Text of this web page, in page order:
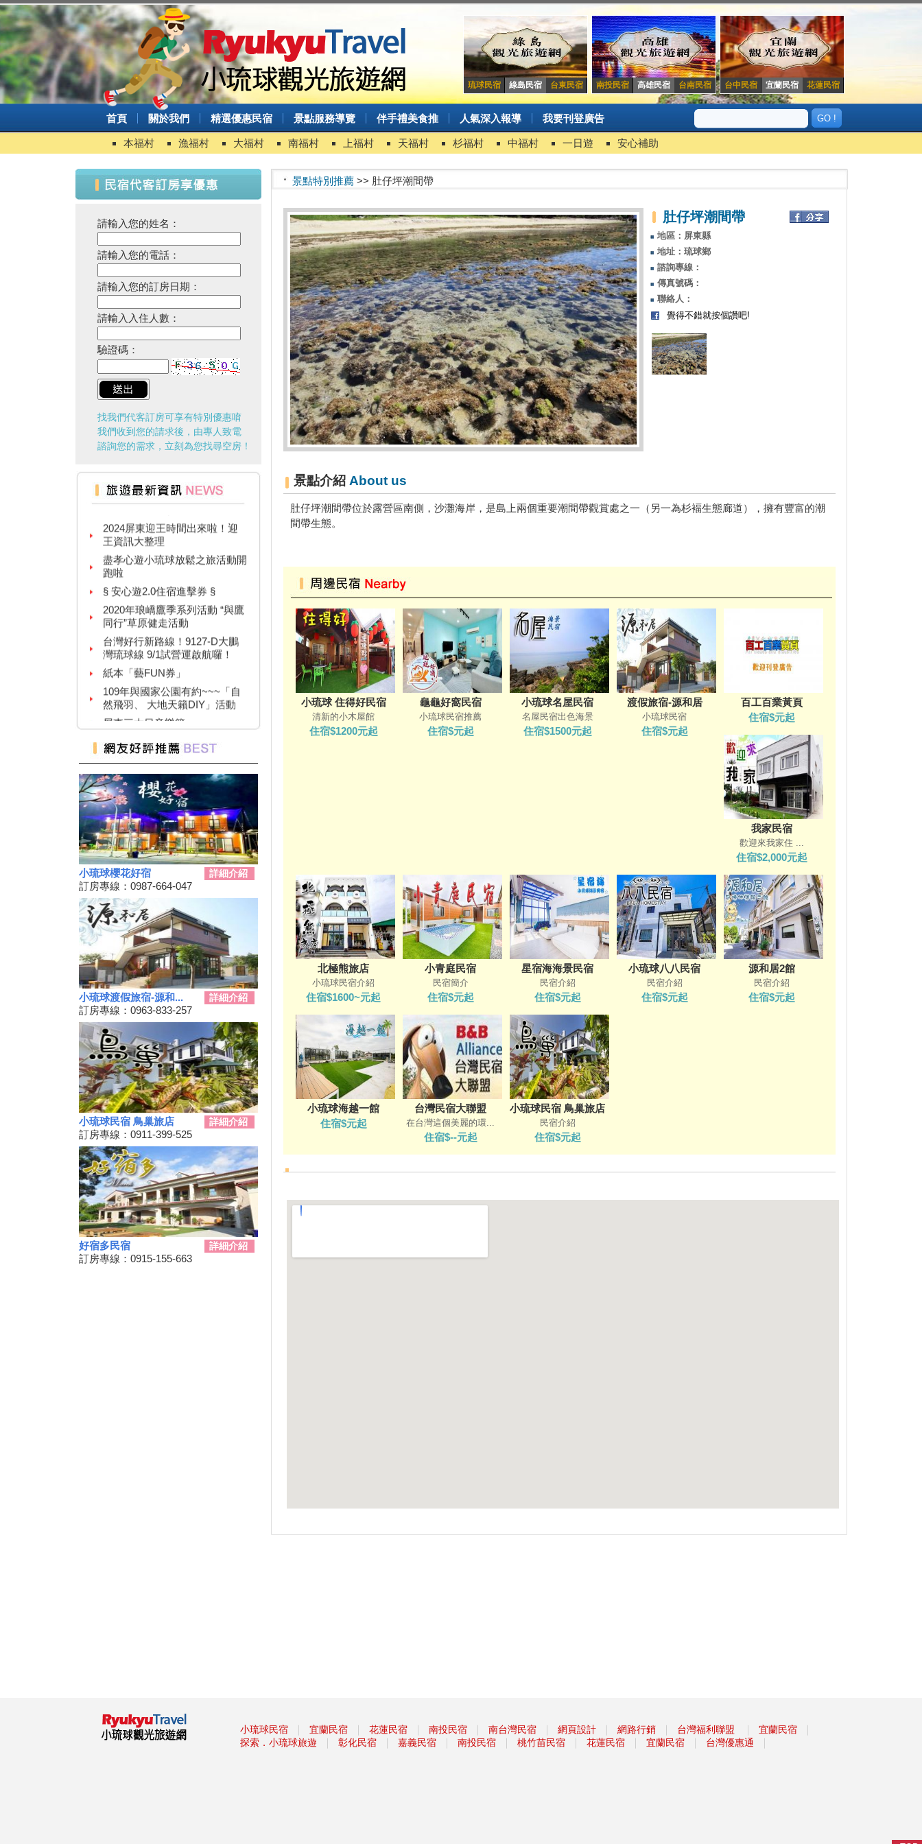
琉球民宿 綠島民宿 台東民宿 南投民宿 高雄民宿 台南民宿 台中民宿 宜蘭民宿 花蓮民宿
首頁 關於我們 精選優惠民宿 景點服務導覽 伴手禮美食推 人氣深入報導 我要刊登廣告
本福村 漁福村 大福村 南福村 上福村 天福村 杉福村 中福村 一日遊 安心補助
請輸入您的姓名：
請輸入您的電話：
請輸入您的訂房日期：
請輸入入住人數：
驗證碼：
找我們代客訂房可享有特別優惠唷
我們收到您的請求後，由專人致電
諮詢您的需求，立刻為您找尋空房！
台灣百大景點推薦，集章還有限
量小禮物可以拿
王資訊大整理
盡孝心遊小琉球放鬆之旅活動開
跑啦
§ 安心遊2.0住宿進擊券 §
2020年琅嶠鷹季系列活動 “與鷹
同行”草原健走活動
台灣好行新路線！9127-D大鵬
灣琉球線 9/1試營運啟航囉！
紙本「藝FUN券」
109年與國家公園有約~~~「自
然飛羽、 大地天籟DIY」活動
屏東三大日音樂節~
2020大鵬灣帆船生活節
墾丁國家公園舉辦『潮向海洋玩
7/4-7/31東港吃冰趣 ice仲夏潮口
味【系列活動】
高鐵首推澎湖交通聯票 超夯小
琉球行程繼續賣
【墾丁後壁湖美食推薦】後壁湖
生魚片|邱家生魚片|傳說中的百
元生魚片|空運來台新鮮生魚片|
2019擴大國旅秋冬夜市抵用卷
優惠活動
2019擴大國旅秋冬住宿優惠活
動
秋冬擴大國旅補助離島加碼怎麼
用？老司機分享連續技
108年潮州賽神蝦暨小農市集活
動
單車騎遊聽風看海，體驗台灣燈
塔極點濱海小鎮風貌 一起Light
up Taiwan
Hi~枋寮有藝市
單車環島遊台灣國際入口網站
Taiwan on 2 Wheels
第四屆「小琉球愛龜淨灘接力
賽」活動，7/13小琉球龍蝦洞海
灘展開！
屏東大鵬灣賽車場今歇業 車友
依依不捨盼有人接手
大鵬灣水上趣 體驗造舟、迷你
鐵人
高鐵南延新增方案！交通部：這
兩案較有可行性
三代同遊國家公園 『墾丁仲夏
夜未眠－蟹謝好孕』陸蟹生態之
藤枝森林遊樂區6月底關園 入園
只剩41名額
小琉球櫻花好宿 詳細介紹
訂房專線：0987-664-047
小琉球渡假旅宿-源和... 詳細介紹
訂房專線：0963-833-257
小琉球民宿 鳥巢旅店 詳細介紹
訂房專線：0911-399-525
好宿多民宿 詳細介紹
訂房專線：0915-155-663
景點特別推薦>> 肚仔坪潮間帶
肚仔坪潮間帶
地區：屏東縣
地址：琉球鄉
諮詢專線：
傳真號碼：
聯絡人：
覺得不錯就按個讚吧!
景點介紹About us
肚仔坪潮間帶位於露營區南側，沙灘海岸，是島上兩個重要潮間帶觀賞處之一（另一為杉褔生態廊道），擁有豐富的潮
間帶生態。
小琉球 住得好民宿
清新的小木屋館
住宿$1200元起
龜龜好窩民宿
小琉球民宿推薦
住宿$元起
小琉球名屋民宿
名屋民宿出色海景
住宿$1500元起
渡假旅宿-源和居
小琉球民宿
住宿$元起
百工百業黃頁
住宿$元起
我家民宿
歡迎來我家住 ...
住宿$2,000元起
北極熊旅店
小琉球民宿介紹
住宿$1600~元起
小青庭民宿
民宿簡介
住宿$元起
星宿海海景民宿
民宿介紹
住宿$元起
小琉球八八民宿
民宿介紹
住宿$元起
源和居2館
民宿介紹
住宿$元起
小琉球海越一館
住宿$元起
台灣民宿大聯盟
在台灣這個美麗的環...
住宿$--元起
小琉球民宿 鳥巢旅店
民宿介紹
住宿$元起
小琉球民宿 ｜ 宜蘭民宿 ｜ 花蓮民宿 ｜ 南投民宿 ｜ 南台灣民宿 ｜ 網頁設計 ｜ 網路行銷 ｜ 台灣福利聯盟 ｜ 宜蘭民宿 ｜
探索．小琉球旅遊 ｜ 彰化民宿 ｜ 嘉義民宿 ｜ 南投民宿 ｜ 桃竹苗民宿 ｜ 花蓮民宿 ｜ 宜蘭民宿 ｜ 台灣優惠通 ｜